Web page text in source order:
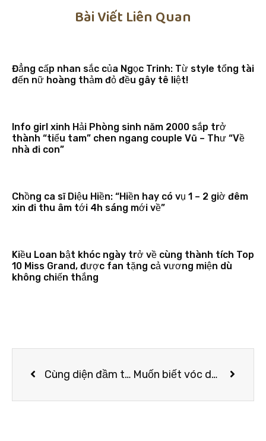
Bài Viết Liên Quan
Đẳng cấp nhan sắc của Ngọc Trinh: Từ style tổng tài
đến nữ hoàng thảm đỏ đều gây tê liệt!
Info girl xinh Hải Phòng sinh năm 2000 sắp trở
thành “tiểu tam” chen ngang couple Vũ – Thư “Về
nhà đi con”
Chồng ca sĩ Diệu Hiền: “Hiền hay có vụ 1 – 2 giờ đêm
xin đi thu âm tới 4h sáng mới về”
Kiều Loan bật khóc ngày trở về cùng thành tích Top
10 Miss Grand, được fan tặng cả vương miện dù
không chiến thắng
Cùng diện đầm thách thức người nhìn: Sam đẹp tựa nữ thần, Jolie Nguyễn lại gây “nhức nhối” với vòng 1 khủng Muốn biết vóc dáng của Phạm Quỳnh Anh đáng ngưỡng mộ đến đâu, hãy xem cô diện đẹp xuất sắc mẫu quần khó nhằn này